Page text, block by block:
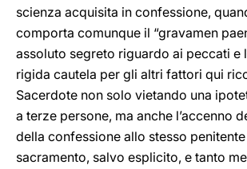
scienza acquisita in confessione,
comporta comunque il “gravamen
assoluto segreto riguardo ai peccati e
rigida cautela per gli altri fattori qui
Sacerdote non solo vietando una
a terze persone, ma anche l’accenno
della confessione allo stesso
sacramento, salvo esplicito, e tanto